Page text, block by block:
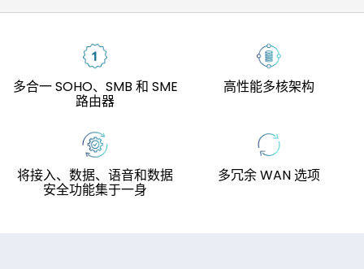
多合一 SOHO、SMB 和 SME
路由器
高性能多核架构
将接入、数据、语音和数据
安全功能集于一身
多冗余 WAN 选项